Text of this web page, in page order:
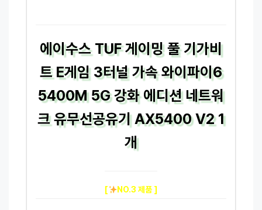
에이수스 TUF 게이밍 풀 기가비
트 E게임 3터널 가속 와이파이6
5400M 5G 강화 에디션 네트워
크 유무선공유기 AX5400 V2 1
개
[ NO.3 제품 ]